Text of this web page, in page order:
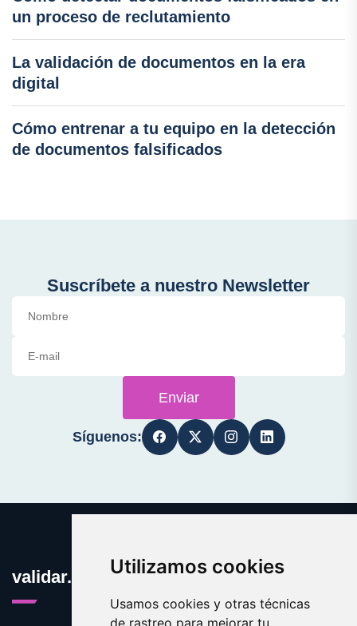
Utilizamos cookies
Usamos cookies y otras técnicas
de rastreo para mejorar tu
un proceso de reclutamiento
La validación de documentos en la era
digital
Cómo entrenar a tu equipo en la detección
de documentos falsificados
Suscríbete a nuestro Newsletter
Enviar
Síguenos:
validar.es